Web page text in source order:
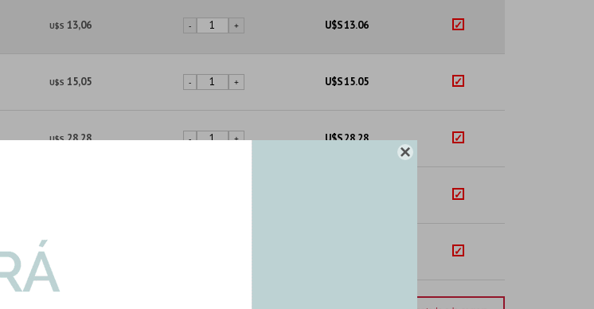

U$S 13,06 - + U$S13.06
U$S 15,05 - + U$S15.05
U$S 28,28 - + U$S28.28